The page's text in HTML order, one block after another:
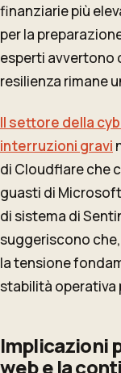
finanziarie più
per la
esperti avvertono
resilienza rimane
Il settore della
interruzioni gravi
di Cloudflare che
guasti di
di sistema di
suggeriscono
la tensione
stabilità operativa
Implicazioni
web e la